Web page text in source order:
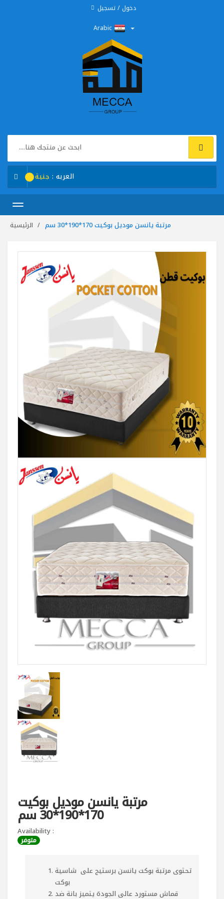
دخول / تسجيل
Arabic
العربه : جنية
الرئيسية مرتبة يانسن موديل بوكيت 170*190*30 سم
مرتبة يانسن موديل بوكيت
170*190*30 سم
Availability :
متوفر
تحتوى مرتبة بوكت يانسن برستيج على شاسية
بوكت
قماش مستورد عالى الجودة يتميز بانة ضد